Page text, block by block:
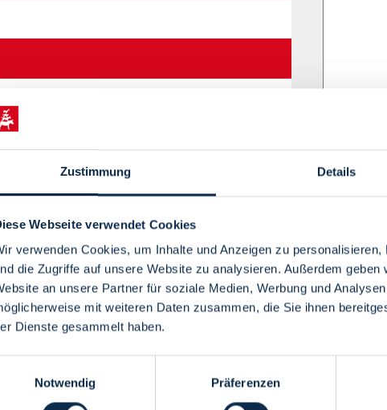
Zustimmung Details
Webseite verwendet Cookies
verwenden Cookies, um Inhalte und Anzeigen zu
die Zugriffe auf unsere Website zu analysieren. Außerdem
an unsere Partner für soziale Medien, Werbung und
mit weiteren Daten zusammen, die Sie ihnen
Dienste gesammelt haben.
Notwendig
Präferenzen
Menü